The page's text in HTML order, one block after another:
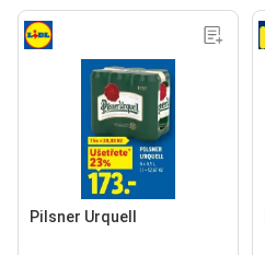
Pilsner Urquell